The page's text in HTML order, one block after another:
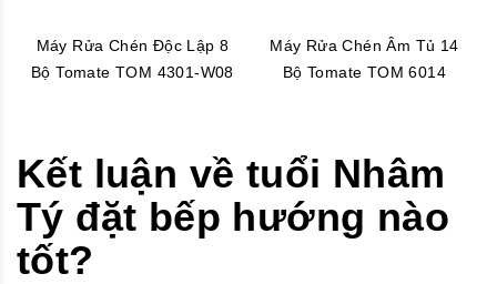
Máy Rửa Chén Độc Lập 8
Bộ Tomate TOM 4301-W08
Máy Rửa Chén Âm Tủ 14
Bộ Tomate TOM 6014
Kết luận về tuổi Nhâm
Tý đặt bếp hướng nào
tốt?